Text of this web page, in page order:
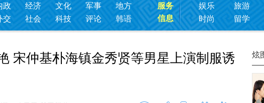
政 经济 文化 军事
地方
交
社会 科技 评论 韩语
服务
信息
娱乐
旅游
时尚
留学
炫
宋仲基朴海镇金秀贤等男星上演制服诱